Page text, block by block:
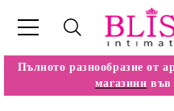
Пълното разнообразие от
магазини